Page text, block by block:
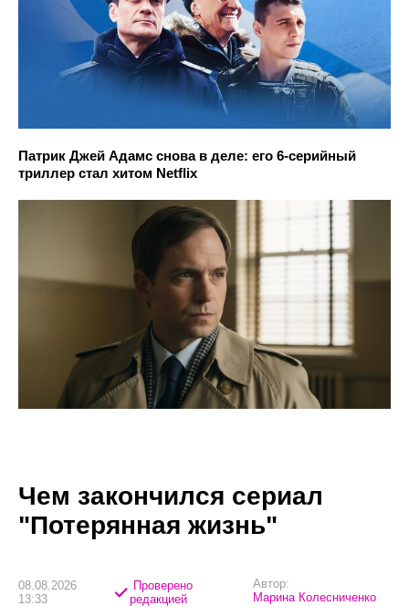
Патрик Джей Адамс снова в деле: его 6-серийный
триллер стал хитом Netflix
Чем закончился сериал
"Потерянная жизнь"
08.08.2026
13:33
Проверено
редакцией
Автор:
Марина Колесниченко